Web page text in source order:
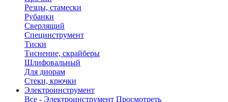
Резцы, стамески
Рубанки
Сверлящий
Специнструмент
Тиски
Тиснение, скрайберы
Шлифовальный
Для диорам
Стеки, крючки
Электроинструмент
Все - Электроинструмент Просмотреть